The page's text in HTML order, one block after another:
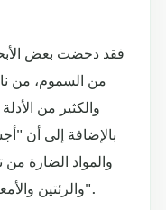
فقد دحضت بعض
من السموم، من
والكثير من
بالإضافة إلى أن
والمواد الضارة
والرئتين والأمعاء والجلد، حتى نبقى على قيد الحياة".